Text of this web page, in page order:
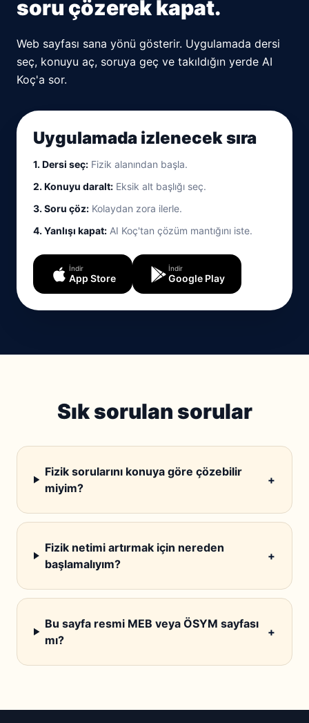
soru çözerek kapat.
Web sayfası sana yönü gösterir. Uygulamada dersi
seç, konuyu aç, soruya geç ve takıldığın yerde AI
Koç'a sor.
Uygulamada izlenecek sıra
1. Dersi seç: Fizik alanından başla.
2. Konuyu daralt: Eksik alt başlığı seç.
3. Soru çöz: Kolaydan zora ilerle.
4. Yanlışı kapat: AI Koç'tan çözüm mantığını iste.
İndir
App Store
İndir
Google Play
Sık sorulan sorular
Fizik sorularını konuya göre çözebilir
miyim?
+
Fizik netimi artırmak için nereden
başlamalıyım?
+
Bu sayfa resmi MEB veya ÖSYM sayfası
mı?
+